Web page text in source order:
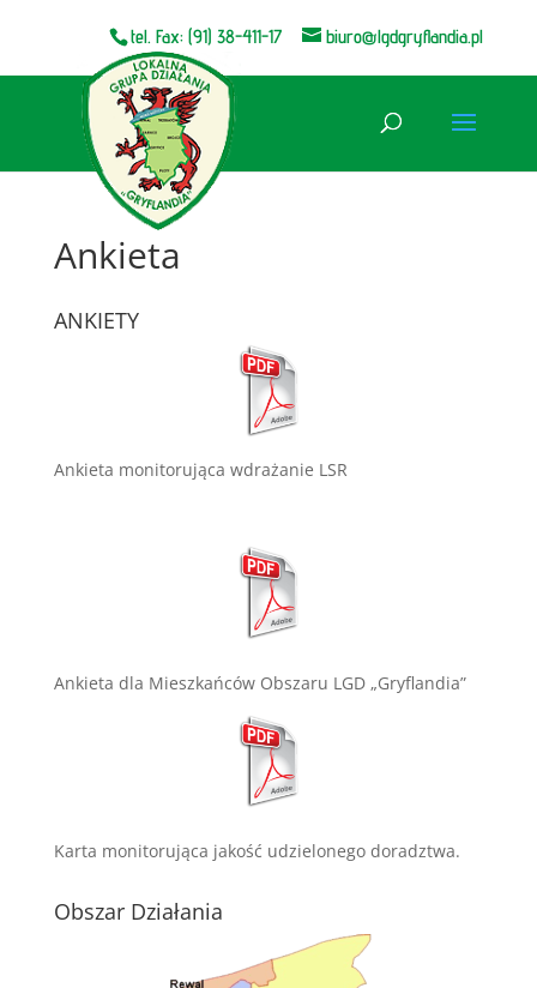
Otwórz pasek narzędzi
tel. Fax: (91) 38-411-17 biuro@lgdgryflandia.pl
Ankieta
ANKIETY
Ankieta monitorująca wdrażanie LSR
Ankieta dla Mieszkańców Obszaru LGD „Gryflandia”
Karta monitorująca jakość udzielonego doradztwa.
Obszar Działania